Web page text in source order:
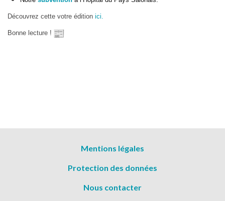
Découvrez cette votre édition ici.
Bonne lecture !
Mentions légales
Protection des données
Nous contacter